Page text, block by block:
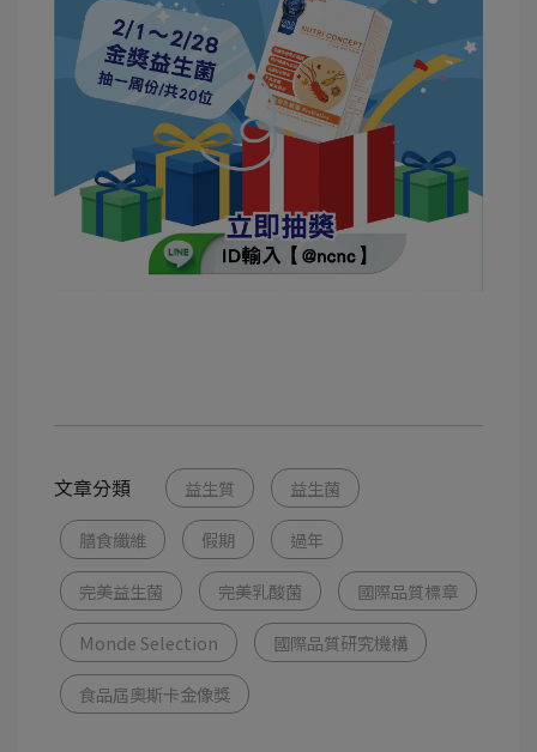
文章分類 益生質 益生菌
膳食纖維 假期 過年
完美益生菌 完美乳酸菌 國際品質標章
Monde Selection 國際品質研究機構
食品屆奧斯卡金像獎